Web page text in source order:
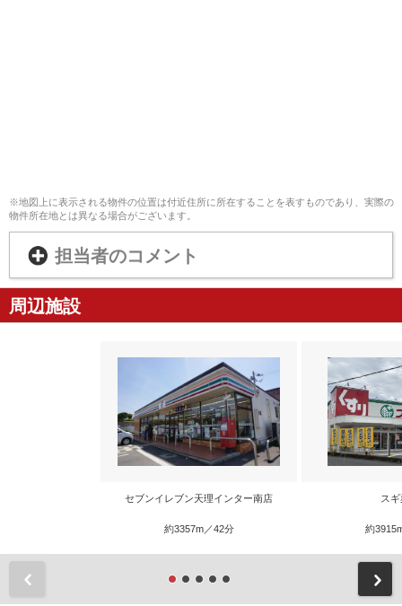
※地図上に表示される物件の位置は付近住所に所在することを表すものであり、実際の
物件所在地とは異なる場合がございます。
担当者のコメント
周辺施設
セブンイレブン天理インター南店
約3357m／42分
ス
約